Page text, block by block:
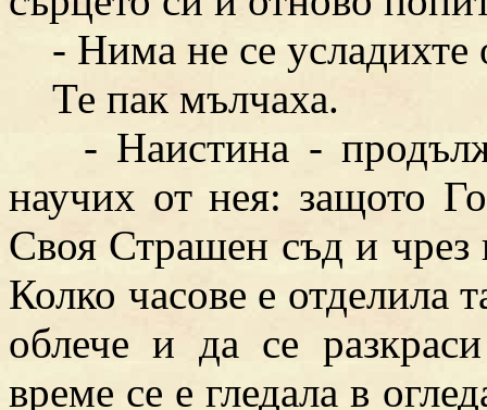
- Нима не се усладихте
Те пак мълчаха.
- Наистина -
научих от нея: защото
Своя Страшен съд и
Колко часове е отделила
облече и да се
време се е гледала в